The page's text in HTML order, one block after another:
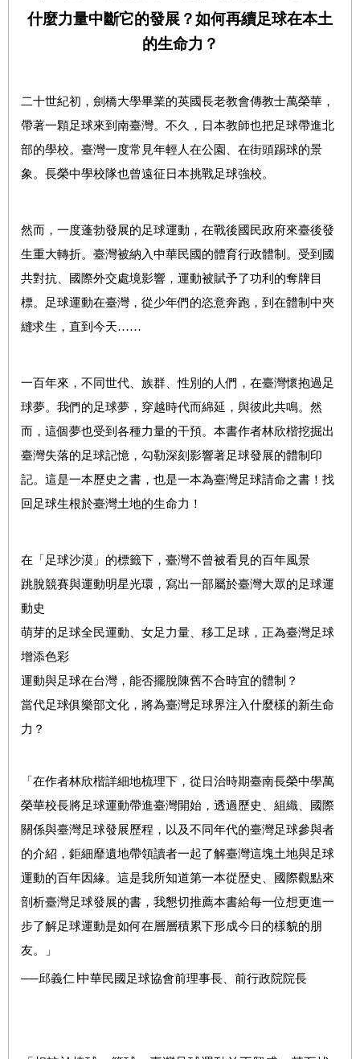
什麼力量中斷它的發展？如何再續足球在本土
的生命力？
二十世紀初，劍橋大學畢業的英國長老教會傳教士萬榮華，
帶著一顆足球來到南臺灣。不久，日本教師也把足球帶進北
部的學校。臺灣一度常見年輕人在公園、在街頭踢球的景
象。長榮中學校隊也曾遠征日本挑戰足球強校。
然而，一度蓬勃發展的足球運動，在戰後國民政府來臺後發
生重大轉折。臺灣被納入中華民國的體育行政體制。受到國
共對抗、國際外交處境影響，運動被賦予了功利的奪牌目
標。足球運動在臺灣，從少年們的恣意奔跑，到在體制中夾
縫求生，直到今天……
一百年來，不同世代、族群、性別的人們，在臺灣懷抱過足
球夢。我們的足球夢，穿越時代而綿延，與彼此共鳴。然
而，這個夢也受到各種力量的干預。本書作者林欣楷挖掘出
臺灣失落的足球記憶，勾勒深刻影響著足球發展的體制印
記。這是一本歷史之書，也是一本為臺灣足球請命之書！找
回足球生根於臺灣土地的生命力！
在「足球沙漠」的標籤下，臺灣不曾被看見的百年風景
跳脫競賽與運動明星光環，寫出一部屬於臺灣大眾的足球運
動史
萌芽的足球全民運動、女足力量、移工足球，正為臺灣足球
增添色彩
運動與足球在台灣，能否擺脫陳舊不合時宜的體制？
當代足球俱樂部文化，將為臺灣足球界注入什麼樣的新生命
力？
「在作者林欣楷詳細地梳理下，從日治時期臺南長榮中學萬
榮華校長將足球運動帶進臺灣開始，透過歷史、組織、國際
關係與臺灣足球發展歷程，以及不同年代的臺灣足球參與者
的介紹，鉅細靡遺地帶領讀者一起了解臺灣這塊土地與足球
運動的百年因緣。這是我所知道第一本從歴史、國際觀點來
剖析臺灣足球發展的書，我懇切推薦本書給每一位想更進一
步了解足球運動是如何在層層積累下形成今日的樣貌的朋
友。」
──邱義仁∣中華民國足球協會前理事長、前行政院院長